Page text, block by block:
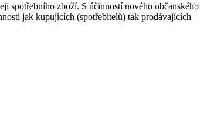
spotřebního zboží. S účinností nového občanského
jak kupujících (spotřebitelů) tak prodávajících